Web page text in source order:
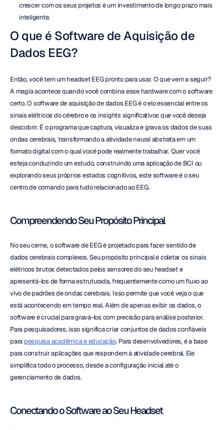
crescer com os seus projetos é um investimento de longo prazo mais
inteligente.
O que é Software de Aquisição de
Dados EEG?
Então, você tem um headset EEG pronto para usar. O que vem a seguir?
A magia acontece quando você combina esse hardware com o software
certo. O software de aquisição de dados EEG é o elo essencial entre os
sinais elétricos do cérebro e os insights significativos que você deseja
descobrir. É o programa que captura, visualiza e grava os dados de suas
ondas cerebrais, transformando a atividade neural abstrata em um
formato digital com o qual você pode realmente trabalhar. Quer você
esteja conduzindo um estudo, construindo uma aplicação de BCI ou
explorando seus próprios estados cognitivos, este software é o seu
centro de comando para tudo relacionado ao EEG.
Compreendendo Seu Propósito Principal
No seu cerne, o software de EEG é projetado para fazer sentido de
dados cerebrais complexos. Seu propósito principal é coletar os sinais
elétricos brutos detectados pelos sensores do seu headset e
apresentá-los de forma estruturada, frequentemente como um fluxo ao
vivo de padrões de ondas cerebrais. Isso permite que você veja o que
está acontecendo em tempo real. Além de apenas exibir os dados, o
software é crucial para gravá-los com precisão para análise posterior.
Para pesquisadores, isso significa criar conjuntos de dados confiáveis
para pesquisa acadêmica e educação. Para desenvolvedores, é a base
para construir aplicações que respondem à atividade cerebral. Ele
simplifica todo o processo, desde a configuração inicial até o
gerenciamento de dados.
Conectando o Software ao Seu Headset